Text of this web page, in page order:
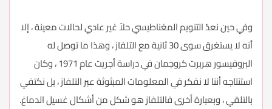
وفي حين نعدّ التنويم المغناطيسي حلاً غير عادي لحالات معينة ، إلا
أنه لا يستغرق سوى 30 ثانية مع التلفاز ، وهذا ما توصل له
البروفيسور هربرت كروجمان في دراسة أجريت عام 1971 ، وكان
استنتاجه أننا لا نفكر في المعلومات المبثوثة عبر التلفاز ، بل نكتفي
بالتلقي ، وبعبارة أخرى فالتلفاز هو شكل من أشكال غسيل الدماغ.